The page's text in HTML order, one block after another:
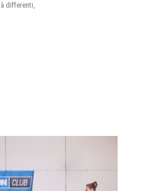
differenti,